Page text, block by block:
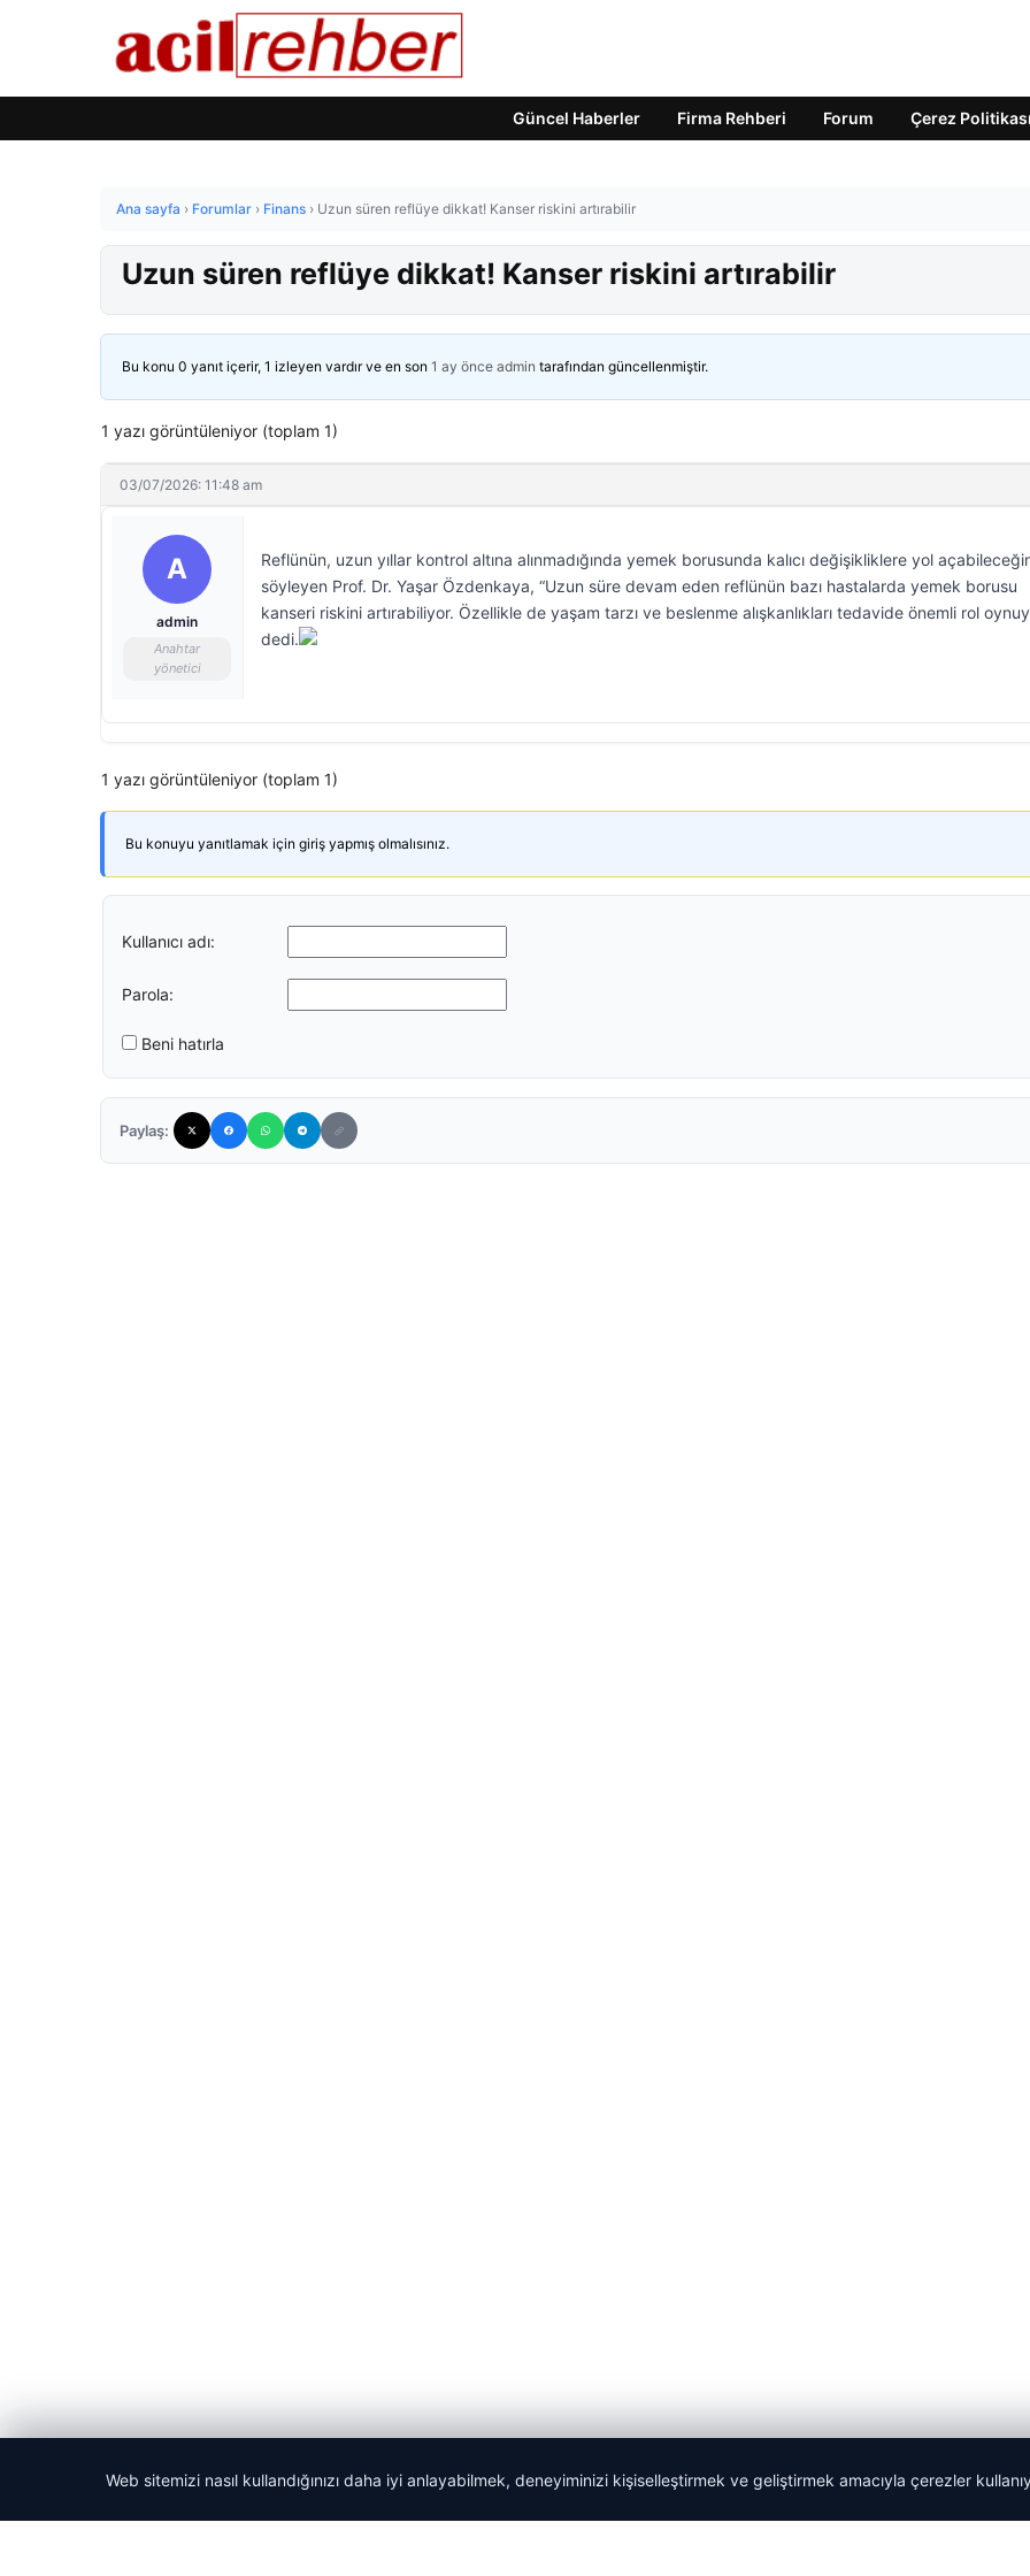
Güncel Haberler Firma Rehberi Forum Çerez Politikası
Ana sayfa › Forumlar › Finans › Uzun süren reflüye dikkat! Kanser riskini artırabilir
Uzun süren reflüye dikkat! Kanser riskini artırabilir
Bu konu 0 yanıt içerir, 1 izleyen vardır ve en son 1 ay önce admin tarafından güncellenmiştir.
1 yazı görüntüleniyor (toplam 1)
03/07/2026: 11:48 am
A
admin
Anahtar
yönetici
Reflünün, uzun yıllar kontrol altına alınmadığında yemek borusunda kalıcı değişikliklere yol
söyleyen Prof. Dr. Yaşar Özdenkaya, “Uzun süre devam eden reflünün bazı hastalarda yemek borusu
kanseri riskini artırabiliyor. Özellikle de yaşam tarzı ve beslenme alışkanlıkları tedavide önemli rol
dedi.
1 yazı görüntüleniyor (toplam 1)
Bu konuyu yanıtlamak için giriş yapmış olmalısınız.
Kullanıcı adı:
Parola:
Beni hatırla
Paylaş:
© 2026 Acil Rehber | Gündem Haberleri
Web sitemizi nasıl kullandığınızı daha iyi anlayabilmek, deneyiminizi kişiselleştirmek ve geliştirmek amacıyla çerezler